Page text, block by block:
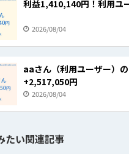
利益1,410,140円！利用ユ
2026/08/04
aaさん（利用ユーザー）
+2,517,050円
2026/08/04
たい関連記事